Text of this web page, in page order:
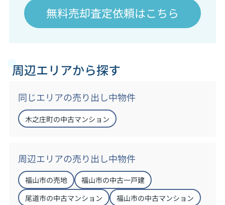
無料売却査定依頼はこちら
周辺エリアから探す
同じエリアの売り出し中物件
木之庄町の中古マンション
周辺エリアの売り出し中物件
福山市の売地
福山市の中古一戸建
尾道市の中古マンション
福山市の中古マンション